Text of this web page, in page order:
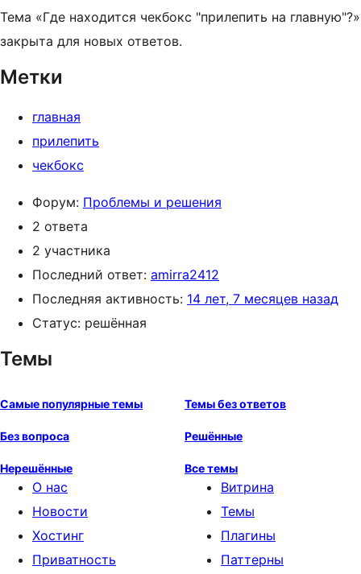
Тема «Где находится чекбокс "прилепить на главную"?»
закрыта для новых ответов.
Метки
главная
прилепить
чекбокс
Форум: Проблемы и решения
2 ответа
2 участника
Последний ответ: amirra2412
Последняя активность: 14 лет, 7 месяцев назад
Статус: решённая
Темы
Самые популярные темы Темы без ответов
Без вопроса Решённые
Нерешённые Все темы
О нас
Новости
Хостинг
Приватность
Витрина
Темы
Плагины
Паттерны